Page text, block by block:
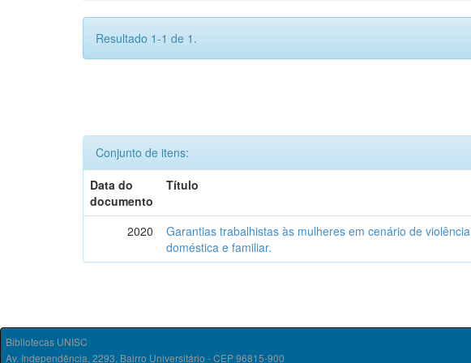
Resultado 1-1 de 1.
Conjunto de itens:
Data do
documento
Título
2020
Garantias trabalhistas às mulheres em cenário de violência
doméstica e familiar.
Bibliotecas UNISC
Av. Independência, 2293, Bairro Universitário - CEP 96815-900